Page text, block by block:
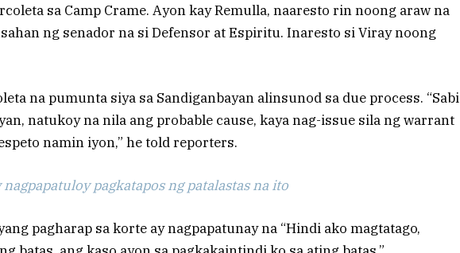
sa Camp Crame. Ayon kay Remulla, naaresto rin noong araw na
ng senador na si Defensor at Espiritu. Inaresto si Viray noong
na pumunta siya sa Sandiganbayan alinsunod sa due process. “Sabi
natukoy na nila ang probable cause, kaya nag-issue sila ng warrant
namin iyon,” he told reporters.
pagkatapos ng patalastas na ito
pagharap sa korte ay nagpapatunay na “Hindi ako magtatago,